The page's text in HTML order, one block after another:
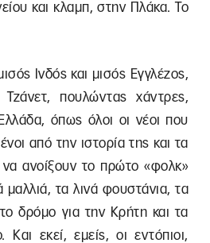
και κλαμπ, στην Πλάκα. Το
Ινδός και μισός Εγγλέζος,
πουλώντας χάντρες,
όπως όλοι οι νέοι που
από την ιστορία της και τα
ανοίξουν το πρώτο «φολκ»
τα λινά φουστάνια, τα
δρόμο για την Κρήτη και τα
εκεί, εμείς, οι εντόπιοι,